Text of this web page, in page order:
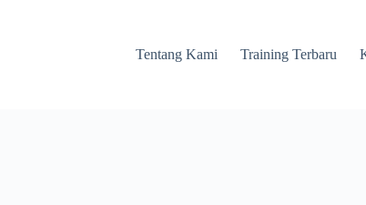
Tentang Kami Training Terbaru